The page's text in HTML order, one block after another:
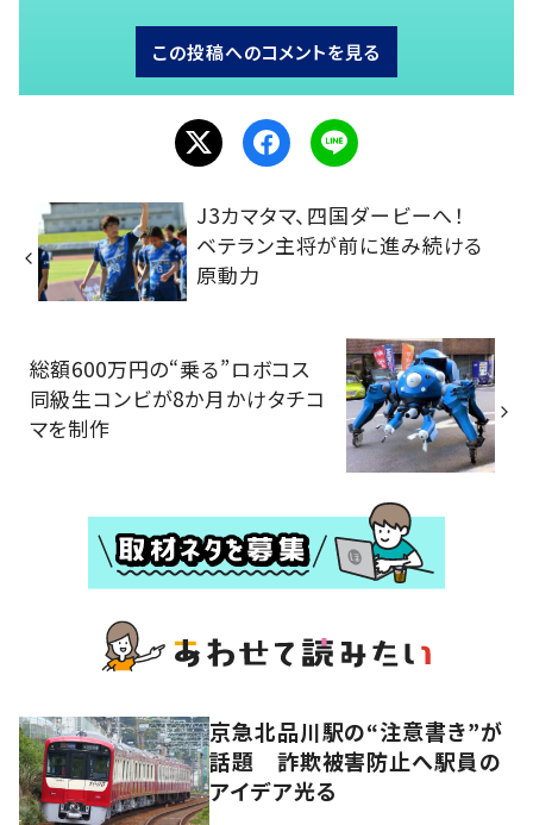
この投稿へのコメントを見る
J3カマタマ、四国ダービーへ！
ベテラン主将が前に進み続ける
原動力
総額600万円の“乗る”ロボコス
同級生コンビが8か月かけタチコ
マを制作
京急北品川駅の“注意書き”が
話題 詐欺被害防止へ駅員の
アイデア光る